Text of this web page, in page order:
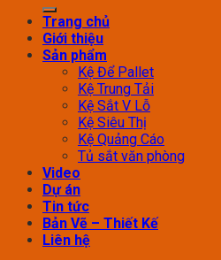
Trang chủ
Giới thiệu
Sản phẩm
Kệ Để Pallet
Kệ Trung Tải
Kệ Sắt V Lỗ
Kệ Siêu Thị
Kệ Quảng Cáo
Tủ sắt văn phòng
Video
Dự án
Tin tức
Bản Vẽ – Thiết Kế
Liên hệ